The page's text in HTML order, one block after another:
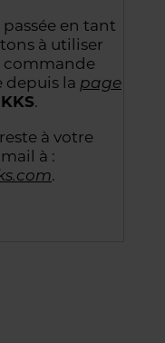
en tant
à utiliser
commande
depuis la page
.
reste à votre
à :
.